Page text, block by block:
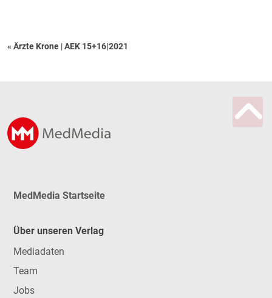
« Ärzte Krone |AEK 15+16|2021
MedMedia Startseite
Über unseren Verlag
Mediadaten
Team
Jobs